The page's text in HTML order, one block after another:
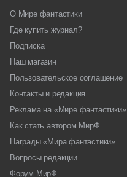
О Мире фантастики
Где купить журнал?
Подписка
Наш магазин
Пользовательское соглашение
Контакты и редакция
Реклама на «Мире фантастики»
Как стать автором МирФ
Награды «Мира фантастики»
Вопросы редакции
Форум МирФ